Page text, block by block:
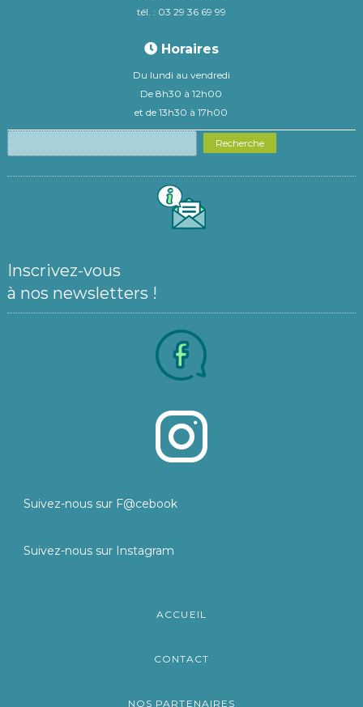
tél. : 03 29 36 69 99
Horaires
Du lundi au vendredi
De 8h30 à 12h00
et de 13h30 à 17h00
Recherche
Inscrivez-vous
à nos newsletters !
Suivez-nous sur F@cebook
Suivez-nous sur Instagram
ACCUEIL
CONTACT
NOS PARTENAIRES